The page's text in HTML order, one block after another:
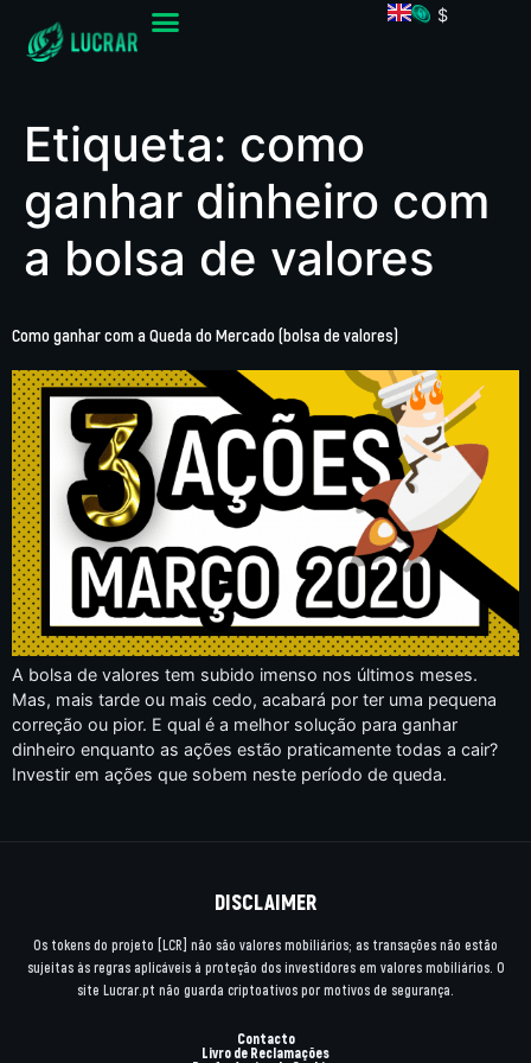
$
Etiqueta: como
ganhar dinheiro com
a bolsa de valores
Como ganhar com a Queda do Mercado (bolsa de valores)
A bolsa de valores tem subido imenso nos últimos meses.
Mas, mais tarde ou mais cedo, acabará por ter uma pequena
correção ou pior. E qual é a melhor solução para ganhar
dinheiro enquanto as ações estão praticamente todas a cair?
Investir em ações que sobem neste período de queda.
DISCLAIMER
Os tokens do projeto [LCR] não são valores mobiliários; as transações não estão
sujeitas às regras aplicáveis à proteção dos investidores em valores mobiliários. O
site Lucrar.pt não guarda criptoativos por motivos de segurança.
Contacto
Livro de Reclamações